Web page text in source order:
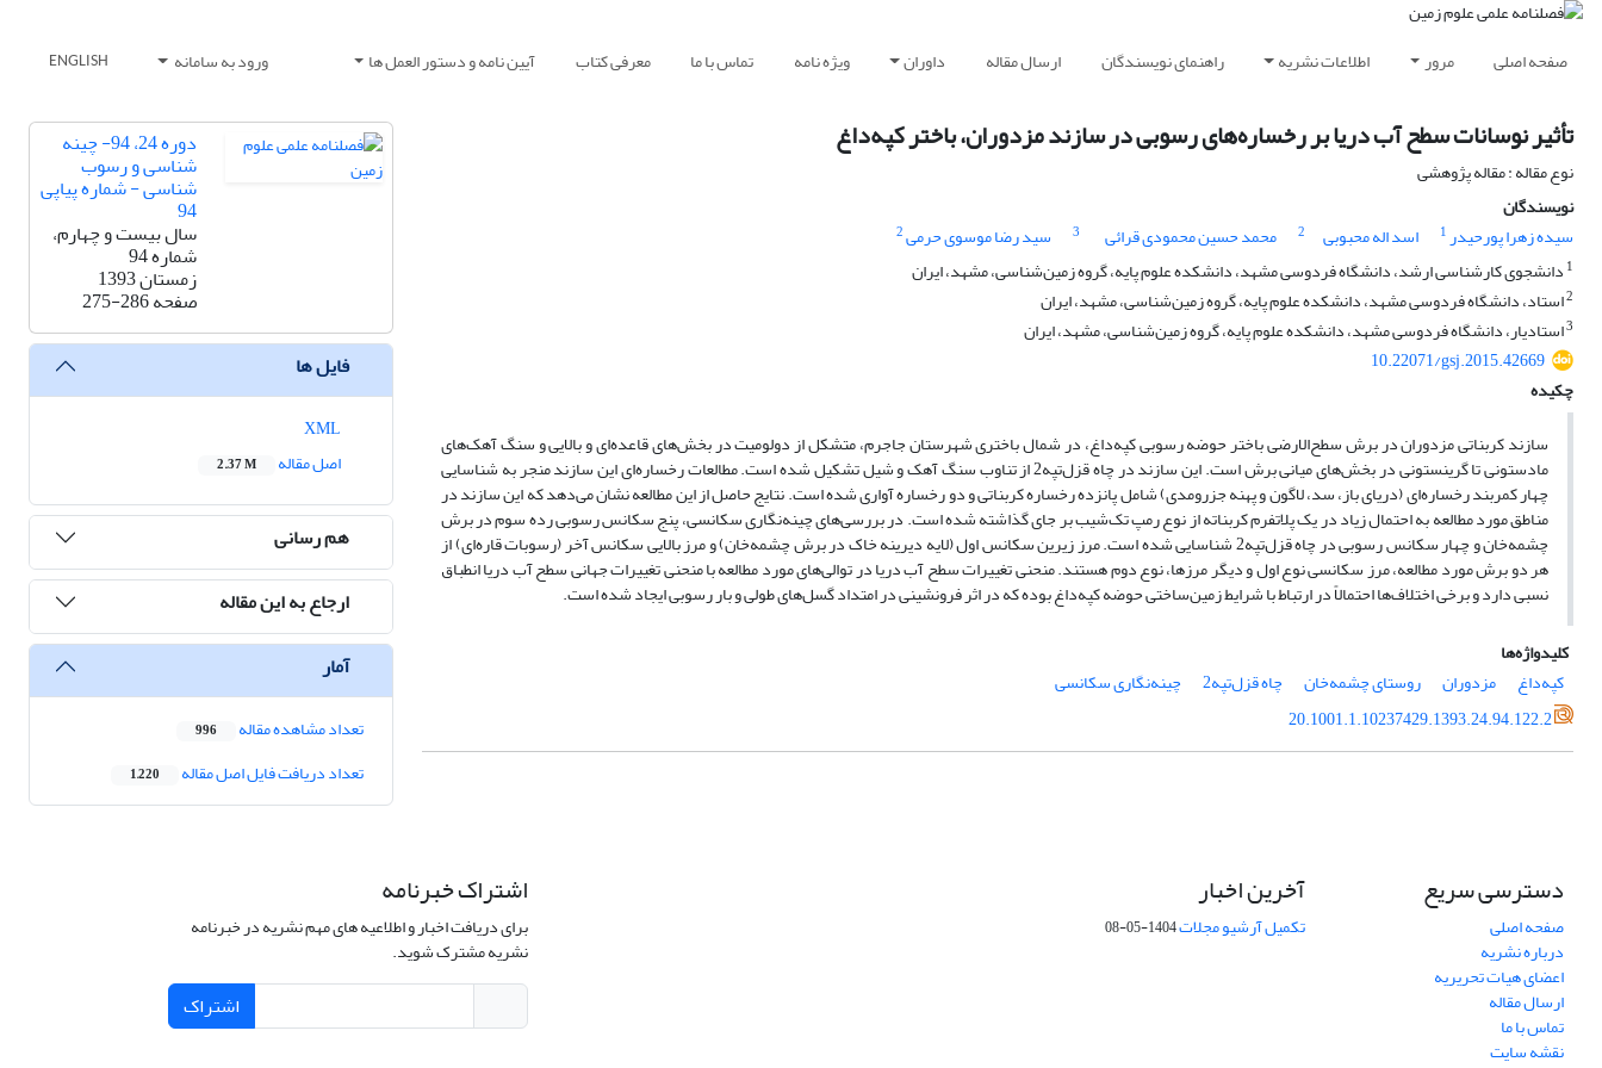
صفحه اصلی مرور اطلاعات نشریه راهنمای نویسندگان ارسال مقاله داوران ویژه نامه تماس با ما معرفی کتاب آیین نامه و دستور العمل ها ورود به سامانه ENGLISH
تأثیر نوسانات سطح آب دریا بر رخساره‌های رسوبی در سازند مزدوران، باختر کپه‌داغ
نوع مقاله : مقاله پژوهشی
نویسندگان
سیده زهرا پورحیدر1 اسد اله محبوبی 2 محمد حسین محمودی قرائی 3 سید رضا موسوی حرمی2
1 دانشجوی کارشناسی ارشد، دانشگاه فردوسی مشهد، دانشکده علوم پایه، گروه زمین‌شناسی، مشهد، ایران
2استاد، دانشگاه فردوسی مشهد، دانشکده علوم پایه، گروه زمین‌شناسی، مشهد، ایران
3استادیار، دانشگاه فردوسی مشهد، دانشکده علوم پایه، گروه زمین‌شناسی، مشهد، ایران
10.22071/gsj.2015.42669
چکیده
سازند کربناتی مزدوران در برش سطح‌الارضی باختر حوضه رسوبی کپه‌داغ، در شمال باختری شهرستان جاجرم، متشکل از دولومیت در بخش‌های قاعده‌ای و بالایی و سنگ آهک‌های
مادستونی تا گرینستونی در بخش‌های میانی برش است. این سازند در چاه قزل‌تپه2 از تناوب سنگ آهک و شیل تشکیل شده است. مطالعات رخساره‌ای این سازند منجر به شناسایی
چهار کمربند رخساره‌ای (دریای باز، سد، لاگون و پهنه جزرومدی) شامل پانزده رخساره کربناتی و دو رخساره آواری شده است. نتایج حاصل از این مطالعه نشان می‌دهد که این سازند در
مناطق مورد مطالعه به احتمال زیاد در یک پلاتفرم کربناته از نوع رمپ تک‌شیب بر جای گذاشته شده‌ است. در بررسی‌های چینه‌نگاری سکانسی، پنج سکانس رسوبی رده سوم در برش
چشمه‌خان و چهار سکانس رسوبی در چاه قزل‌تپه2 شناسایی شده است. مرز زیرین سکانس اول (لایه دیرینه خاک در برش چشمه‌خان) و مرز بالایی سکانس آخر (رسوبات قاره‌ای) از
هر دو برش مورد مطالعه، مرز سکانسی نوع اول و دیگر مرزها، نوع دوم هستند. منحنی تغییرات سطح آب دریا در توالی‌های مورد مطالعه با منحنی تغییرات جهانی سطح آب دریا انطباق
نسبی دارد و برخی اختلاف‌ها احتمالاً در ارتباط با شرایط زمین‌ساختی حوضه کپه‌داغ بوده که در اثر فرونشینی در امتداد گسل‌های طولی و بار رسوبی ایجاد شده است.
کلیدواژه‌ها
کپه‌داغ
مزدوران روستای چشمه‌خان چاه قزل‌تپه2
چینه‌نگاری سکانسی
20.1001.1.10237429.1393.24.94.122.2
دوره 24، 94- چینه
شناسی و رسوب
شناسی - شماره پیاپی
94
سال بیست و چهارم،
شماره 94
زمستان 1393
صفحه275-286
فایل ها
اصل مقاله
2.37 M
هم رسانی
ارجاع به این مقاله
آمار
تعداد مشاهده مقاله 996
تعداد دریافت فایل اصل مقاله 1,220
دسترسی سریع
صفحه اصلی
درباره نشریه
اعضای هیات تحریریه
ارسال مقاله
تماس با ما
نقشه سایت
آخرین اخبار
تکمیل آرشیو مجلات1404-05-08
اشتراک خبرنامه
برای دریافت اخبار و اطلاعیه های مهم نشریه در خبرنامه
نشریه مشترک شوید.
اشتراک